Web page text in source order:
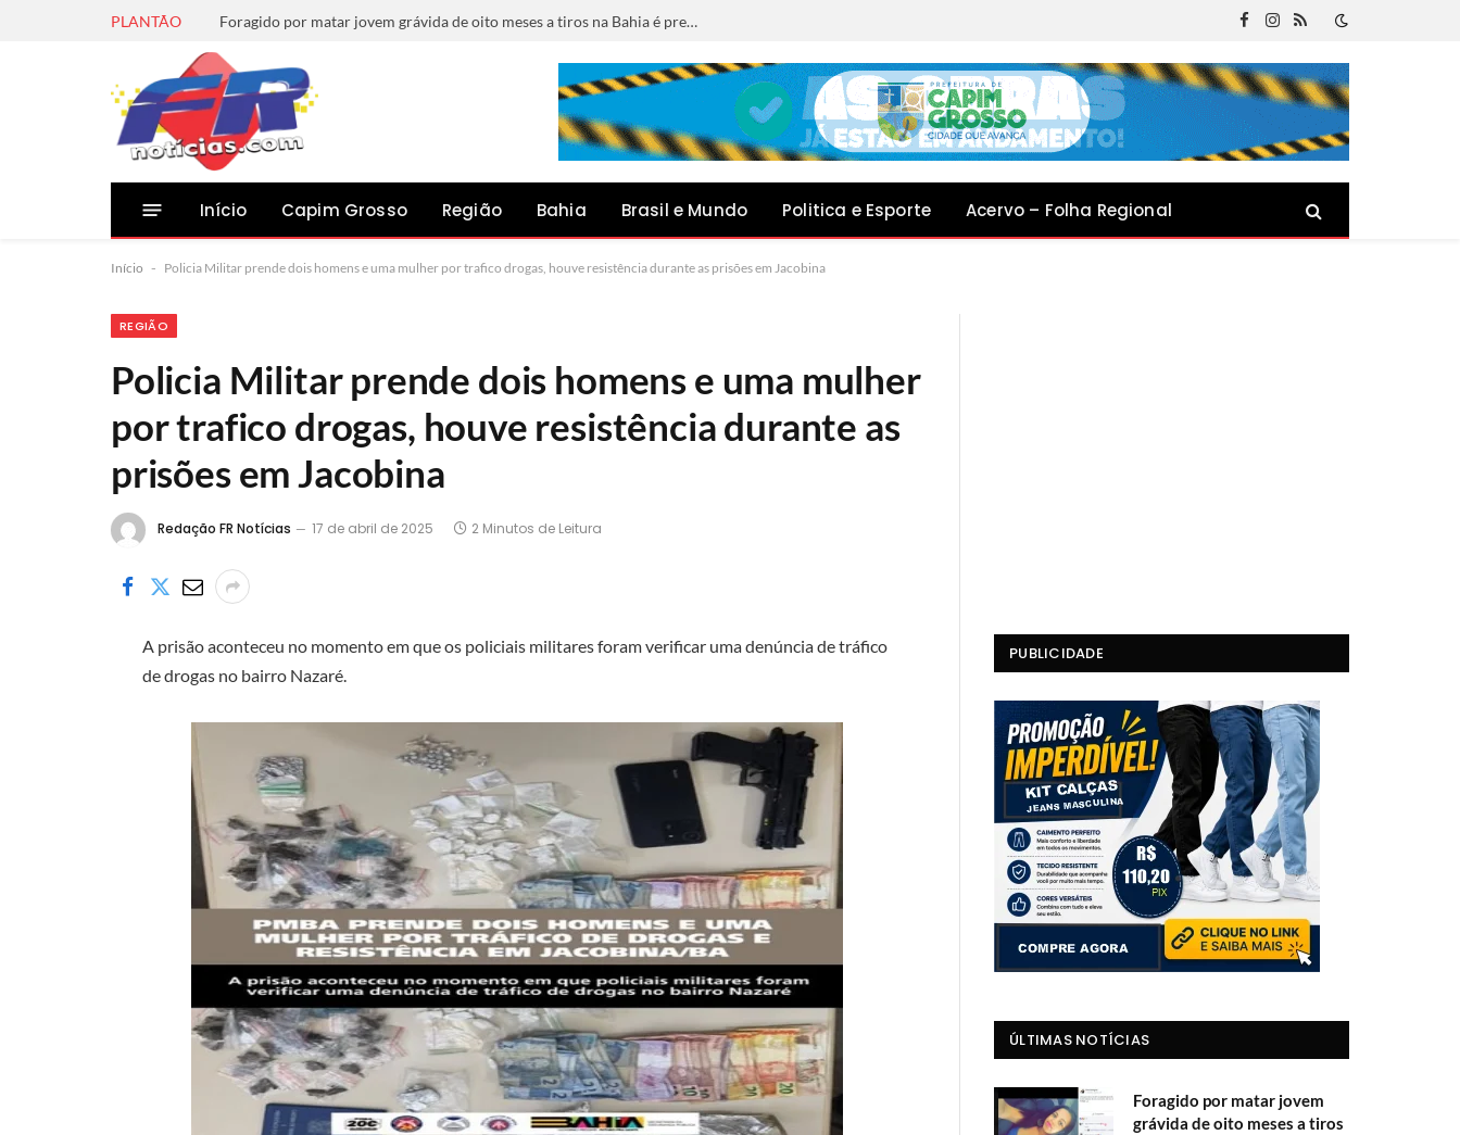
PLANTÃO Foragido por matar jovem grávida de oito meses a tiros na Bahia é preso em Minas Gerais
Facebook
Instagram
RSS
Início Capim Grosso Região Bahia Brasil e Mundo Politica e Esporte Acervo – Folha Regional
Início - Policia Militar prende dois homens e uma mulher por trafico drogas, houve resistência durante as prisões em Jacobina
REGIÃO
Policia Militar prende dois homens e uma mulher
por trafico drogas, houve resistência durante as
prisões em Jacobina
Redação FR Notícias 17 de abril de 2025 2 Minutos de Leitura
A prisão aconteceu no momento em que os policiais militares foram verificar uma denúncia de tráfico
de drogas no bairro Nazaré.
PUBLICIDADE
ÚLTIMAS NOTÍCIAS
Foragido por matar jovem
grávida de oito meses a tiros